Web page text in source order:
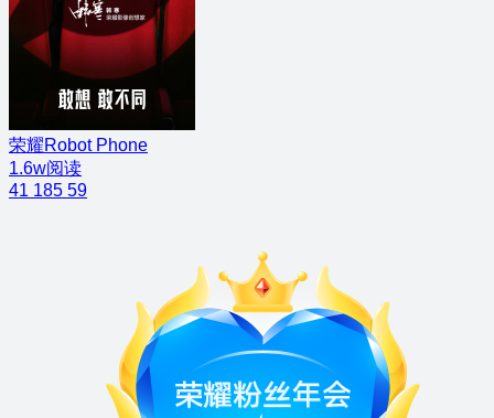
荣耀Robot Phone
1.6w阅读
41 185 59